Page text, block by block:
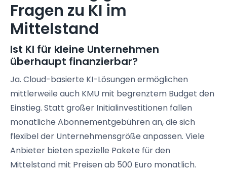
Fragen zu KI im
Mittelstand
Ist KI für kleine Unternehmen
überhaupt finanzierbar?
Ja. Cloud-basierte KI-Lösungen ermöglichen
mittlerweile auch KMU mit begrenztem Budget den
Einstieg. Statt großer Initialinvestitionen fallen
monatliche Abonnementgebühren an, die sich
flexibel der Unternehmensgröße anpassen. Viele
Anbieter bieten spezielle Pakete für den
Mittelstand mit Preisen ab 500 Euro monatlich.